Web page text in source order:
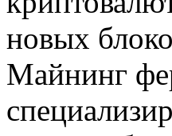
новых
Майнинг